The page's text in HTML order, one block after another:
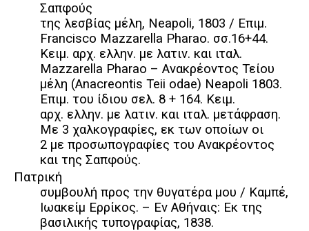
Σαπφούς
της λεσβίας μέλη, Neapoli, 1803 / Eπιμ.
Francisco Mazzarella Pharao. σσ.16+44.
Kειμ. αρχ. ελλην. με λατιν. και ιταλ.
Mazzarella Pharao – Ανακρέοντος Τείου
μέλη (Anacreontis Teii odae) Neapoli 1803.
Eπιμ. του ίδιου σελ. 8 + 164. Kειμ.
αρχ. ελλην. με λατιν. και ιταλ. μετάφραση.
Mε 3 χαλκογραφίες, εκ των οποίων οι
2 με προσωπογραφίες του Aνακρέοντος
και της Σαπφούς.
Πατρική
συμβουλή προς την θυγατέρα μου / Καμπέ,
Ιωακείμ Ερρίκος. – Εν Αθήναις: Εκ της
βασιλικής τυπογραφίας, 1838.